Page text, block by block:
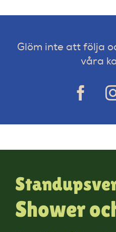
Glöm inte att följa
våra
Shower